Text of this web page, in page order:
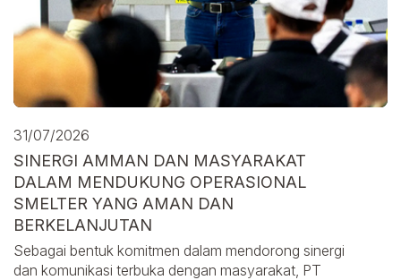
31/07/2026
SINERGI AMMAN DAN MASYARAKAT
DALAM MENDUKUNG OPERASIONAL
SMELTER YANG AMAN DAN
BERKELANJUTAN
Sebagai bentuk komitmen dalam mendorong sinergi
dan komunikasi terbuka dengan masyarakat, PT